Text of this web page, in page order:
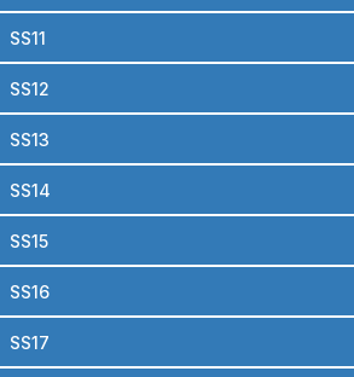
SS11
SS12
SS13
SS14
SS15
SS16
SS17